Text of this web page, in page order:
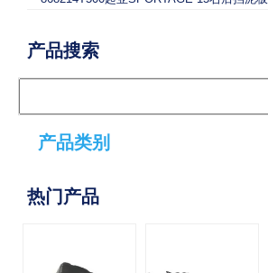
产品搜索
产品类别
热门产品